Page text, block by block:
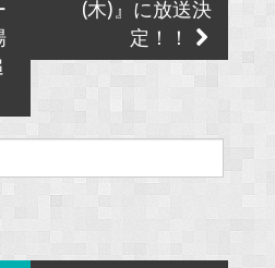
(木)』に放送決
定！！